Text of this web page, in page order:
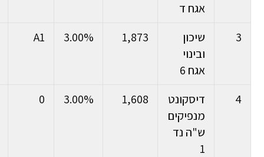
אגח ד
3
שיכון
ובינוי
אגח 6
1,873
3.00%
A1
4
דיסקונט
מנפיקים
ש"ה נד
1
1,608
3.00%
0